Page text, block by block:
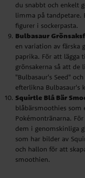
Squirtle Blå Bär
blåbärsmoothies som
Pokémontränarna.
dem i genomskinliga
som har bilder av
och hallon för att
smoothien.
Aktiviteter
Att planera in
alltid en bra idé!
ihop lite aktiviteter
har vi satt ihop en liten
du snabbt och enkelt
limma på tandpetare.
figurer i sockerpasta.
Bulbasaur
en variation av färska
paprika. För att lägga
grönsakerna så att de
"Bulbasaur's Seed"
efterlikna Bulbasaur's
Squirtle Blå Bär
blåbärsmoothies som
Pokémontränarna.
dem i genomskinliga
som har bilder av
och hallon för att
smoothien.